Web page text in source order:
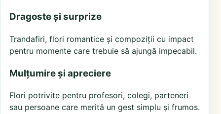
Dragoste și surprize
Trandafiri, flori romantice și compoziții cu impact
pentru momente care trebuie să ajungă impecabil.
Mulțumire și apreciere
Flori potrivite pentru profesori, colegi, parteneri
sau persoane care merită un gest simplu și frumos.